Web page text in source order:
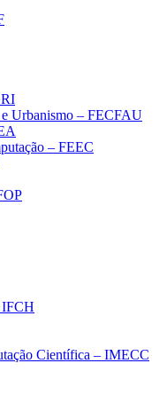
Urbanismo – FECFAU
– FEEC
IFCH
Científica – IMECC